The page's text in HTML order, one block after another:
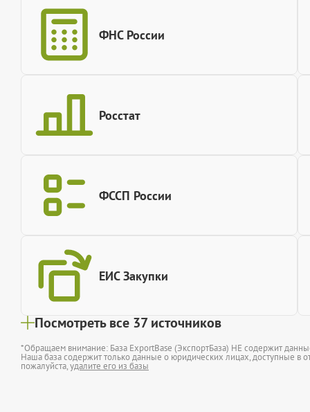
ФНС России
Росстат
ФССП России
ЕИС Закупки
Посмотреть все 37 источников
*Обращаем внимание: База ExportBase (ЭкспортБаза) НЕ содержит
Наша база содержит только данные о юридических лицах, доступные в
пожалуйста,удалите его из базы